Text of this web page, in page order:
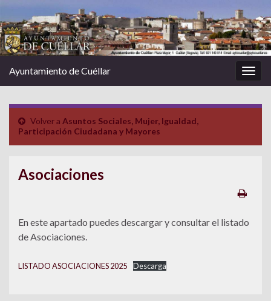
la
Ayuntamiento de Cuéllar
Volver a Asuntos Sociales, Mujer, Igualdad,
Participación Ciudadana y Mayores
Asociaciones
En este apartado puedes descargar y consultar el listado
de Asociaciones.
LISTADO ASOCIACIONES 2025 Descarga